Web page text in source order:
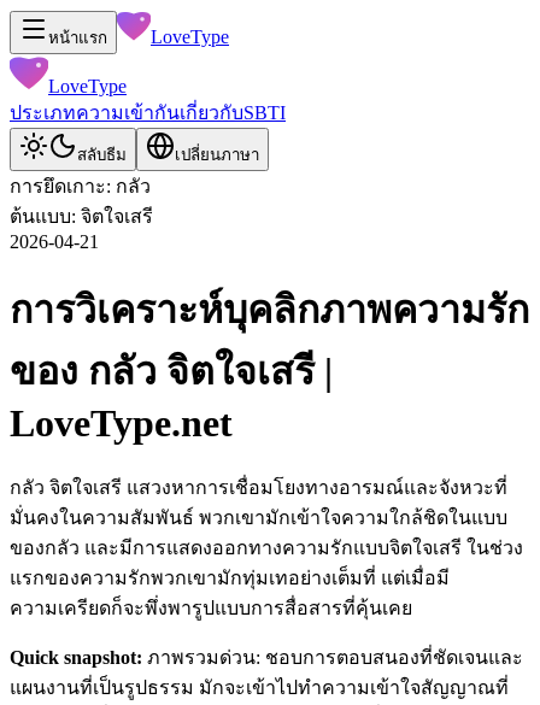
หน้าแรก LoveType
LoveType
ประเภทความเข้ากันเกี่ยวกับSBTI
สลับธีม เปลี่ยนภาษา
การยึดเกาะ: กลัว
ต้นแบบ: จิตใจเสรี
2026-04-21
การวิเคราะห์บุคลิกภาพความรัก
ของ กลัว จิตใจเสรี |
LoveType.net
กลัว จิตใจเสรี แสวงหาการเชื่อมโยงทางอารมณ์และจังหวะที่
มั่นคงในความสัมพันธ์ พวกเขามักเข้าใจความใกล้ชิดในแบบ
ของกลัว และมีการแสดงออกทางความรักแบบจิตใจเสรี ในช่วง
แรกของความรักพวกเขามักทุ่มเทอย่างเต็มที่ แต่เมื่อมี
ความเครียดก็จะพึ่งพารูปแบบการสื่อสารที่คุ้นเคย
Quick snapshot: ภาพรวมด่วน: ชอบการตอบสนองที่ชัดเจนและ
แผนงานที่เป็นรูปธรรม มักจะเข้าไปทำความเข้าใจสัญญาณที่